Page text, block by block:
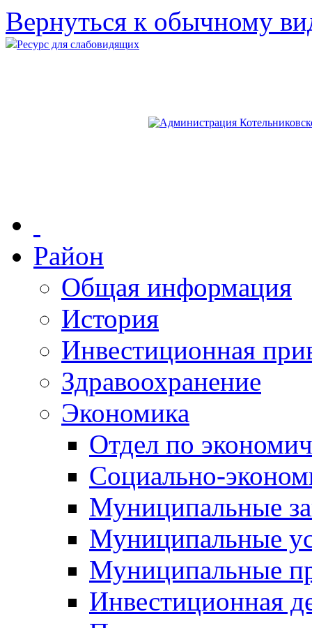
Вернуться к обычному
Ресурс для слабовидящих
Район
Общая информация
История
Инвестиционная
Здравоохранение
Экономика
Отдел по
Социально-
Муниципальные
Муниципальные
Муниципальные
Инвестиционная